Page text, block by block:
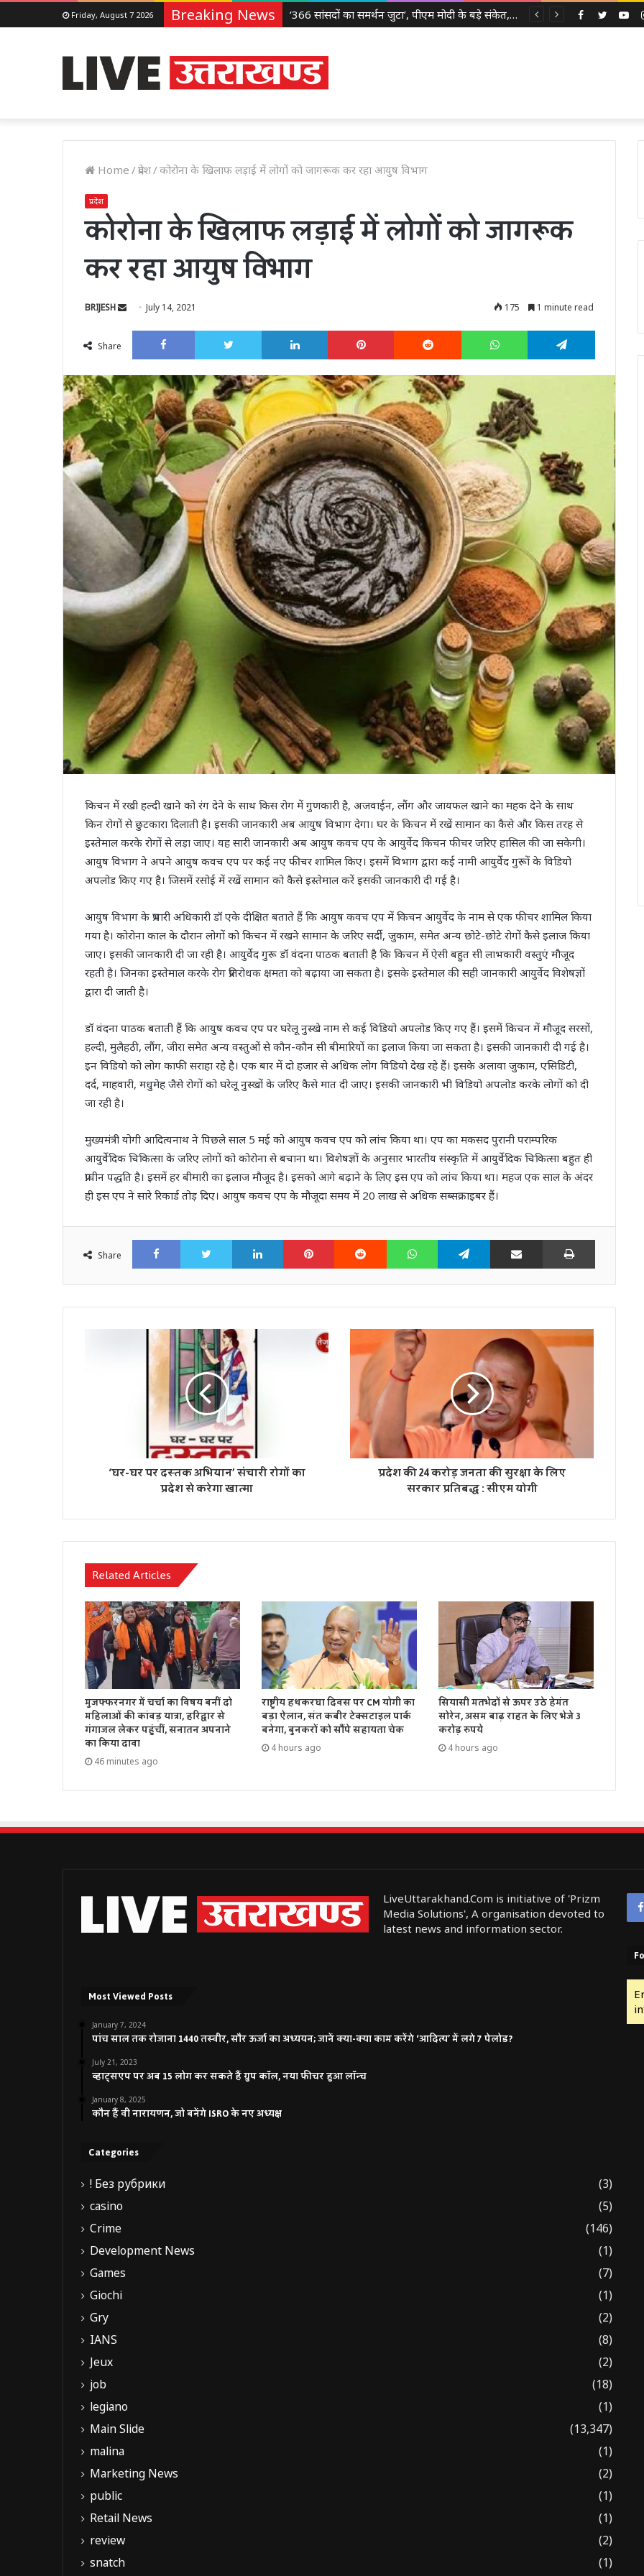
Friday, August 7 2026 Breaking News ‘366 सांसदों का समर्थन जुटा’, पीएम मोदी के बड़े संकेत, इसी महीने आ सकता है परिसीमन और महिला आरक्षण पर विशेष सत्र Twitter
Facebook
Home /प्रदेश/कोरोना के खिलाफ लड़ाई में लोगों को जागरूक कर रहा आयुष विभाग
प्रदेश
कोरोना के खिलाफ लड़ाई में लोगों को जागरूक
कर रहा आयुष विभाग
BRIJESH
SendJuly 14, 2021 175 1 minute read
Share
Facebook Twitter LinkedIn Pinterest Reddit WhatsApp Telegram
किचन में रखी हल्‍दी खाने को रंग देने के साथ किस रोग में गुणकारी है, अजवाईन, लौंग और जायफल खाने का महक देने के साथ
किन रोगों से छुटकारा दिलाती है। इसकी जानकारी अब आयुष विभाग देगा। घर के किचन में रखें सामान का कैसे और किस तरह से
इस्‍तेमाल करके रोगों से लड़ा जाए। यह सारी जानकारी अब आयुष कवच एप के आयुर्वेद किचन फीचर जरिए हासिल की जा सकेगी।
आयुष विभाग ने अपने आयुष कवच एप पर कई नए फीचर शामिल किए। इसमें विभाग द्वारा कई नामी आयुर्वेद गुरूों के विडियो
अपलोड किए गए है। जिसमें रसोई में रखें सामान को कैसे इस्‍तेमाल करें इसकी जानकारी दी गई है।
आयुष विभाग के प्रभारी अधिकारी डॉ एके दीक्षित बताते हैं कि आयुष कवच एप में किचन आयुर्वेद के नाम से एक फीचर शामिल किया
गया है। कोरोना काल के दौरान लोगों को किचन में रखने सामान के जरिए सर्दी, जुकाम, समेत अन्‍य छोटे-छोटे रोगों कैसे इलाज किया
जाए। इसकी जानकारी दी जा रही है। आयुर्वेद गुरू डॉ वंदना पाठक बताती है कि किचन में ऐसी बहुत सी लाभकारी वस्‍तुएं मौजूद
रहती है। जिनका इस्‍तेमाल करके रोग प्रतिरोधक क्षमता को बढ़ाया जा सकता है। इसके इस्‍तेमाल की सही जानकारी आयुर्वेद विशेषज्ञों
द्वारा दी जाती है।
डॉ वंदना पाठक बताती हैं कि आयुष कवच एप पर घरेलू नुस्‍खे नाम से कई विडियो अपलोड किए गए हैं। इसमें किचन में मौजूद सरसों,
हल्‍दी, मुलैहठी, लौंग, जीरा समेत अन्‍य वस्‍तुओं से कौन-कौन सी बीमारियों का इलाज किया जा सकता है। इसकी जानकारी दी गई है।
इन विडियो को लोग काफी सराहा रहे है। एक बार में दो हजार से अधिक लोग विडियो देख रहे हैं। इसके अलावा जुकाम, एसिडिटी,
दर्द, माहवारी, मधुमेह जैसे रोगों को घरेलू नुस्‍खों के जरिए कैसे मात दी जाए। इसकी जानकारी भी विडियो अपलोड करके लोगों को दी
जा रही है।
मुख्‍यमंत्री योगी आदित्‍यनाथ ने पिछले साल 5 मई को आयुष कवच एप को लांच किया था। एप का मकसद पुरानी पराम्‍परिक
आयुर्वेदिक चिकित्‍सा के जरिए लोगों को कोरोना से बचाना था। विशेषज्ञों के अनुसार भारतीय संस्‍कृति में आयुर्वेदिक चिकित्‍सा बहुत ही
प्राचीन पद्धति है। इसमें हर बीमारी का इलाज मौजूद है। इसको आगे बढ़ाने के लिए इस एप को लांच किया था। महज एक साल के अंदर
ही इस एप ने सारे रिकार्ड तोड़ दिए। आयुष कवच एप के मौजूदा समय में 20 लाख से अधिक सब्‍सक्राइबर हैं।
Share
FacebookTwitter LinkedIn Pinterest Reddit WhatsAppTelegram Share via Email Print
‘घर-घर पर दस्तक अभियान’ संचारी रोगों का
प्रदेश से करेगा खात्मा
प्रदेश की 24 करोड़ जनता की सुरक्षा के लिए
सरकार प्रतिबद्ध : सीएम योगी
Related Articles
मुजफ्फरनगर में चर्चा का विषय बनीं दो
महिलाओं की कांवड़ यात्रा, हरिद्वार से
गंगाजल लेकर पहुंचीं, सनातन अपनाने
का किया दावा
46 minutes ago
राष्ट्रीय हथकरघा दिवस पर CM योगी का
बड़ा ऐलान, संत कबीर टेक्सटाइल पार्क
बनेगा, बुनकरों को सौंपे सहायता चेक
4 hours ago
सियासी मतभेदों से ऊपर उठे हेमंत
सोरेन, असम बाढ़ राहत के लिए भेजे 3
करोड़ रुपये
4 hours ago
LiveUttarakhand.Com is initiative of 'Prizm
Media Solutions', A organisation devoted to
latest news and information sector.
Most Viewed Posts
January 7, 2024
पांच साल तक रोजाना 1440 तस्वीर, सौर ऊर्जा का अध्ययन; जानें क्या-क्या काम करेंगे ‘आदित्य’ में लगे 7 पेलोड?
July 21, 2023
व्हाट्सएप पर अब 15 लोग कर सकते हैं ग्रुप कॉल, नया फीचर हुआ लॉन्च
January 8, 2025
कौन हैं वी नारायणन, जो बनेंगे ISRO के नए अध्यक्ष
Categories
! Без рубрики
(3)
casino
(5)
Crime
(146)
Development News
(1)
Games
(7)
Giochi
(1)
Gry
(2)
IANS
(8)
Jeux
(2)
job
(18)
legiano
(1)
Main Slide
(13,347)
malina
(1)
Marketing News
(2)
public
(1)
Retail News
(1)
review
(2)
snatch
(1)